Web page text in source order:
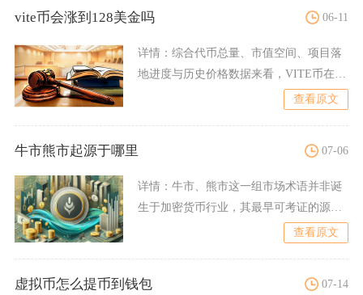
vite币会涨到128美金吗 06-11
详情： 综合代币总量、市值空间、项目落
地进度与历史价格数据来看，VITE币在常
查看原文
牛市熊市起源于哪里 07-06
详情： 牛市、熊市这一组市场术语并非诞
生于加密货币行业，其最早可考证的源头
查看原文
虚拟币怎么提币到钱包 07-14